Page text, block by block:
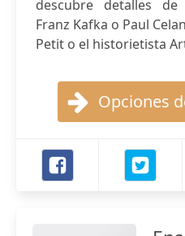
descubre detalles de
Franz Kafka o Paul
Petit o el historietista
Opciones